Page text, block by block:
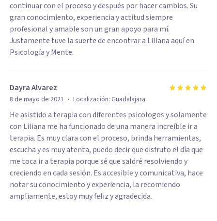
continuar con el proceso y después por hacer cambios. Su
gran conocimiento, experiencia y actitud siempre
profesional y amable son un gran apoyo para mí.
Justamente tuve la suerte de encontrar a Liliana aquí en
Psicología y Mente.
Dayra Alvarez
8 de mayo de 2021 · Localización: Guadalajara
He asistido a terapia con diferentes psicologos y solamente
con Liliana me ha funcionado de una manera increíble ir a
terapia. Es muy clara con el proceso, brinda herramientas,
escucha y es muy atenta, puedo decir que disfruto el día que
me toca ir a terapia porque sé que saldré resolviendo y
creciendo en cada sesión. Es accesible y comunicativa, hace
notar su conocimiento y experiencia, la recomiendo
ampliamente, estoy muy feliz y agradecida.